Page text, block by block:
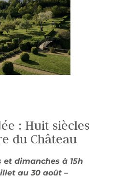
et dimanches à 15h
au 30 août –
: Huit siècles
du Château